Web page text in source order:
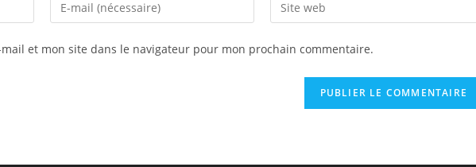
your
your
(optional)
et mon site dans le navigateur pour mon prochain commentaire.